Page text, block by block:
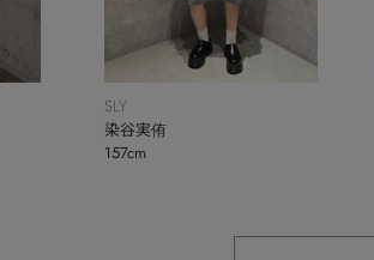
SLY
染谷実侑
157cm